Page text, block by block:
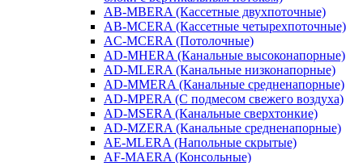
AB-MBERA (Кассетные двухпоточные)
AB-MCERA (Кассетные четырехпоточные)
AС-MСERA (Потолочные)
AD-MHERA (Канальные высоконапорные)
AD-MLERA (Канальные низконапорные)
AD-MMERA (Канальные средненапорные)
AD-MPERA (С подмесом свежего воздуха)
AD-MSERA (Канальные сверхтонкие)
AD-MZERA (Канальные средненапорные)
AE-MLERA (Напольные скрытые)
AF-MAERA (Консольные)